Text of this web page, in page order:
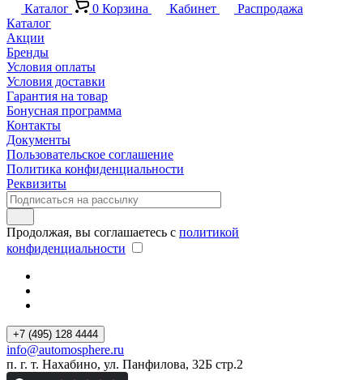
Каталог
0 Корзина Кабинет
Распродажа
Каталог
Акции
Бренды
Условия оплаты
Условия доставки
Гарантия на товар
Бонусная программа
Контакты
Документы
Пользовательское соглашение
Политика конфиденциальности
Реквизиты
Продолжая, вы соглашаетесь с политикой
конфиденциальности
+7 (495) 128 4444
info@automosphere.ru
п. г. т. Нахабино, ул. Панфилова, 32Б стр.2